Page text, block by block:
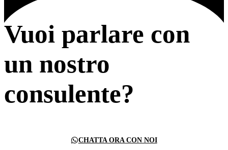
Vuoi parlare con
un nostro
consulente?
CHATTA ORA CON NOI